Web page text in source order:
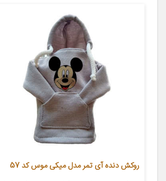
روکش دنده آی تمر مدل میکی موس کد 57